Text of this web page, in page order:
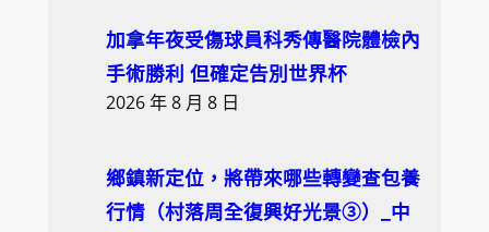
加拿年夜受傷球員科秀傳醫院體檢內
手術勝利 但確定告別世界杯
2026 年 8 月 8 日
鄉鎮新定位，將帶來哪些轉變查包養
行情（村落周全復興好光景③）_中